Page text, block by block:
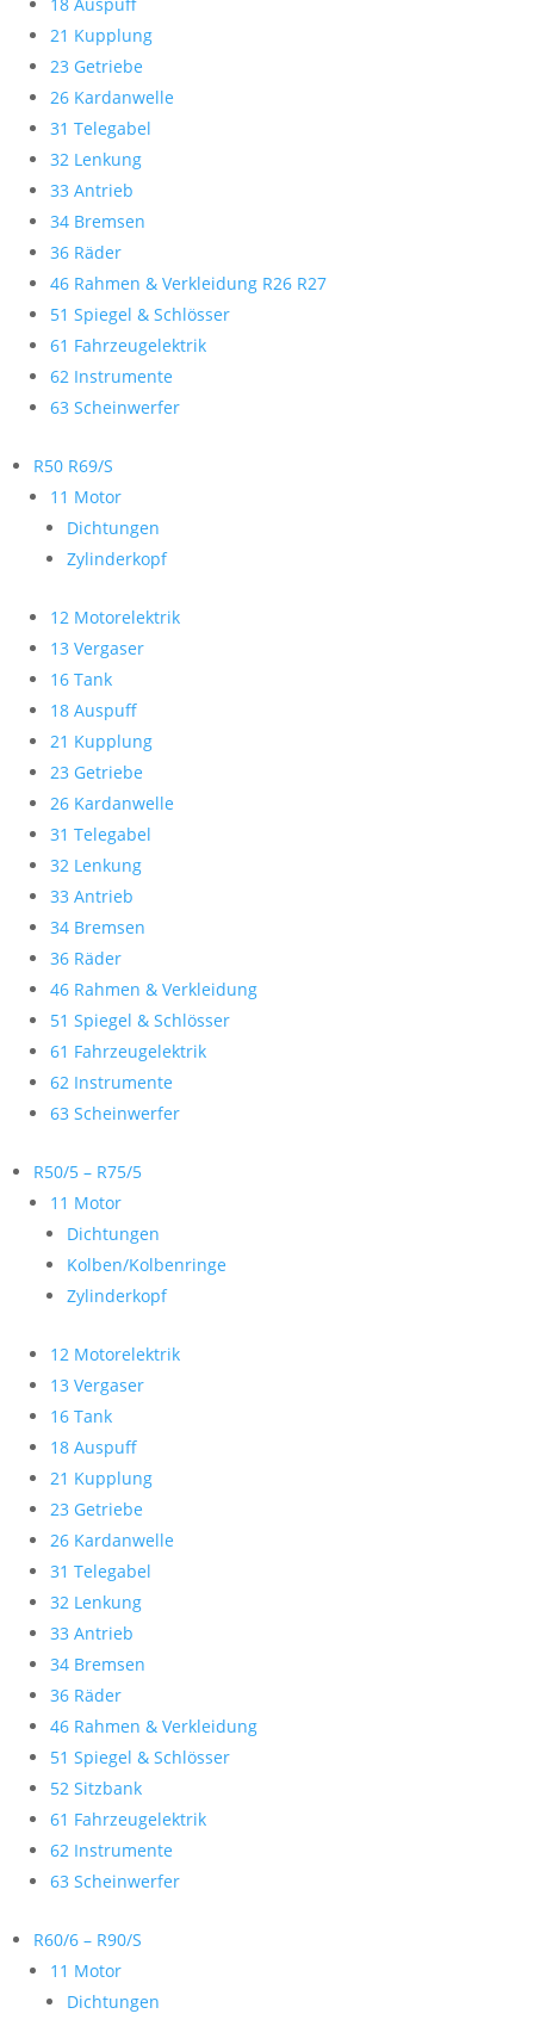
21 Kupplung
23 Getriebe
26 Kardanwelle
31 Telegabel
32 Lenkung
33 Antrieb
34 Bremsen
36 Räder
46 Rahmen & Verkleidung R26 R27
51 Spiegel & Schlösser
61 Fahrzeugelektrik
62 Instrumente
63 Scheinwerfer
R50 R69/S
11 Motor
Dichtungen
Zylinderkopf
12 Motorelektrik
13 Vergaser
16 Tank
18 Auspuff
21 Kupplung
23 Getriebe
26 Kardanwelle
31 Telegabel
32 Lenkung
33 Antrieb
34 Bremsen
36 Räder
46 Rahmen & Verkleidung
51 Spiegel & Schlösser
61 Fahrzeugelektrik
62 Instrumente
63 Scheinwerfer
R50/5 – R75/5
11 Motor
Dichtungen
Kolben/Kolbenringe
Zylinderkopf
12 Motorelektrik
13 Vergaser
16 Tank
18 Auspuff
21 Kupplung
23 Getriebe
26 Kardanwelle
31 Telegabel
32 Lenkung
33 Antrieb
34 Bremsen
36 Räder
46 Rahmen & Verkleidung
51 Spiegel & Schlösser
52 Sitzbank
61 Fahrzeugelektrik
62 Instrumente
63 Scheinwerfer
R60/6 – R90/S
11 Motor
Dichtungen